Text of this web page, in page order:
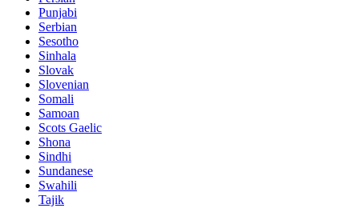
Punjabi
Serbian
Sesotho
Sinhala
Slovak
Slovenian
Somali
Samoan
Scots Gaelic
Shona
Sindhi
Sundanese
Swahili
Tajik